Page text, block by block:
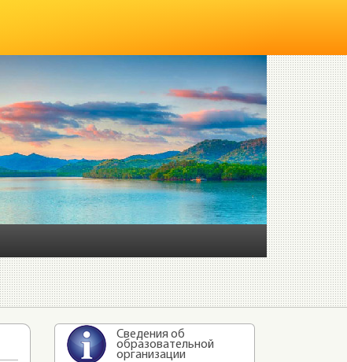
Сведения об
образовательной
организации